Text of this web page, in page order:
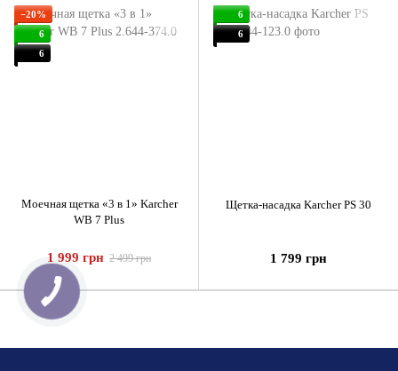
−20%
6
6
Моечная щетка «3 в 1» Karcher
WB 7 Plus
1 999 грн 2 499 грн
6
6
Щетка-насадка Karcher PS 30
1 799 грн